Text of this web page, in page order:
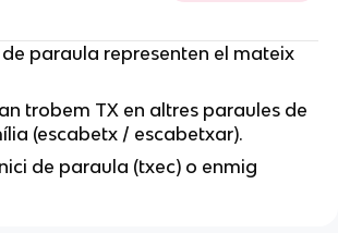
de paraula representen el mateix
trobem TX en altres paraules de
(escabetx / escabetxar).
de paraula (txec) o enmig